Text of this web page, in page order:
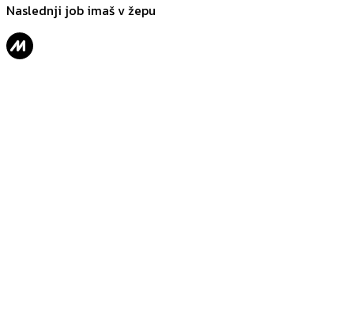
Naslednji job imaš v žepu